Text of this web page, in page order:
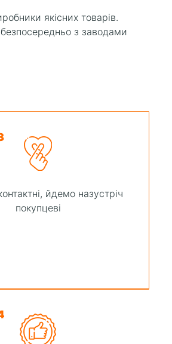
якісних товарів.
з заводами
йдемо назустріч
покупцеві